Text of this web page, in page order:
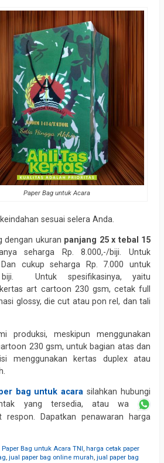
Paper Bag untuk Acara
sesuai selera Anda.
dengan ukuran panjang 25 x tebal 15
seharga Rp. 8.000,-/biji. Untuk
cukup seharga Rp. 7.000 untuk
biji. Untuk spesifikasinya, yaitu
art cartoon 230 gsm, cetak full
glossy, die cut atau pon rel, dan tali
produksi, meskipun menggunakan
230 gsm, untuk bagian atas dan
menggunakan kertas duplex atau
bag untuk acara silahkan hubungi
yang tersedia, atau wa
respon. Dapatkan penawaran harga
Paper Bag untuk Acara TNI harga cetak paper
jual paper bag online murah jual paper bag